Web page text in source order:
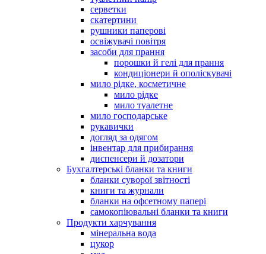
серветки
скатертини
рушники паперові
освіжувачі повітря
засоби для прання
порошки й гелі для прання
кондиціонери й ополіскувачі
мило рідке, косметичне
мило рідке
мило туалетне
мило господарське
рукавички
догляд за одягом
інвентар для прибирання
диспенсери й дозатори
Бухгалтерські бланки та книги
бланки суворої звітності
книги та журнали
бланки на офсетному папері
самокопіювальні бланки та книги
Продукти харчування
мінеральна вода
цукор